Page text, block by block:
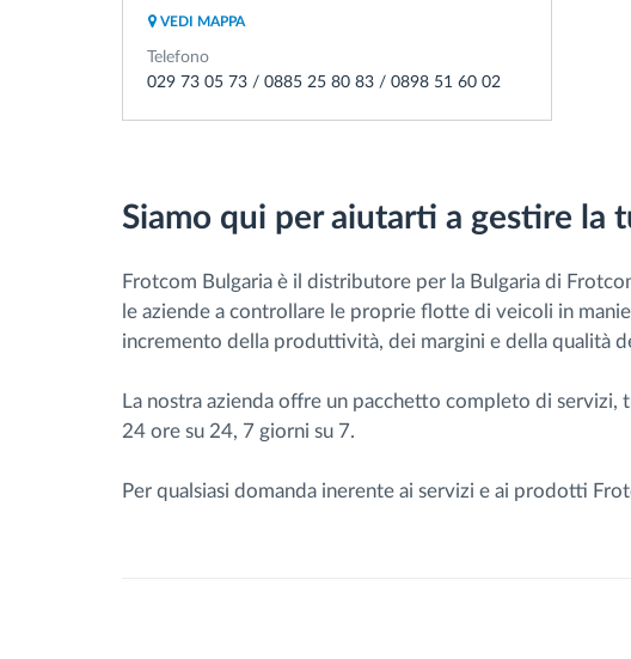
VEDI MAPPA
Telefono
029 73 05 73 / 0885 25 80 83 / 0898 51 60 02
Siamo qui per aiutarti a gestire la
Frotcom Bulgaria è il distributore per la Bulgaria di
le aziende a controllare le proprie flotte di veicoli in
incremento della produttività, dei margini e della qualità
La nostra azienda offre un pacchetto completo di
24 ore su 24, 7 giorni su 7.
Per qualsiasi domanda inerente ai servizi e ai prodotti